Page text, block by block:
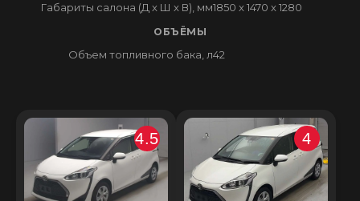
Габариты салона (Д x Ш x В), мм1850 x 1470 x 1280
ОБЪЁМЫ
Объем топливного бака, л42
4.5 4